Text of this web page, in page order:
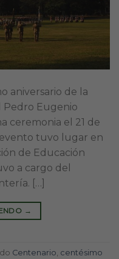
aniversario de la
Pedro Eugenio
ceremonia el 21 de
tuvo lugar en
de Educación
a cargo del
[…]
→
Centenario centésimo